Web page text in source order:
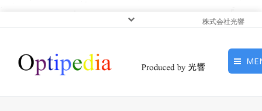
株式会社光響